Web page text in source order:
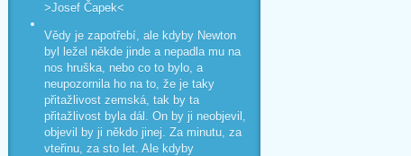
>Josef Čapek<
Vědy je zapotřebí, ale kdyby Newton
byl ležel někde jinde a nepadla mu na
nos hruška, nebo co to bylo, a
neupozornila ho na to, že je taky
přitažlivost zemská, tak by ta
přitažlivost byla dál. On by ji neobjevil,
objevil by ji někdo jinej. Za minutu, za
vteřinu, za sto let. Ale kdyby